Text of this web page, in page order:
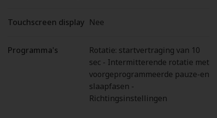
Touchscreen display Nee
Programma's
Rotatie: startvertraging van 10
sec - Intermitterende rotatie met
voorgeprogrammeerde pauze-en
slaapfasen -
Richtingsinstellingen